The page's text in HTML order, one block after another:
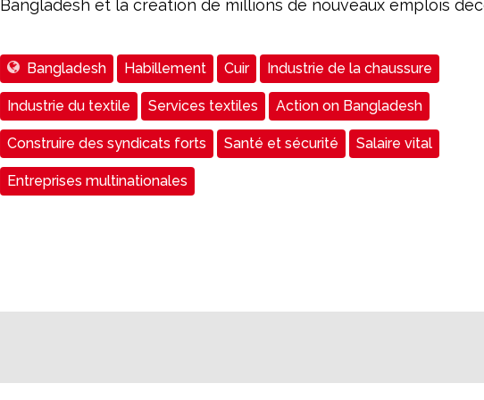
Bangladesh et la création de millions de nouveaux emplois
Bangladesh Habillement Cuir Industrie de la chaussure
Industrie du textile Services textiles Action on Bangladesh
Construire des syndicats forts Santé et sécurité Salaire vital
Entreprises multinationales